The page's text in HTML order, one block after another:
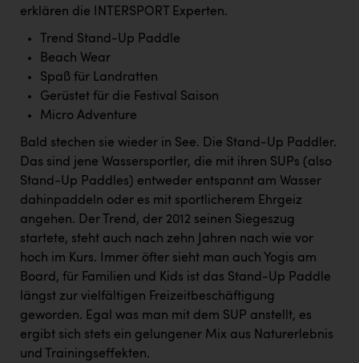
KIWI Kinderwunsch Institut Dr. Loimer
KLIPP Frisör
Kleider Bauer
Kremsmüller Anlagenbau GmbH
Maximarkt
Oldtimer Raststationen und Motorhotels
Österreichischer Kachelofenverband
Orlen
PEZ
PÜSPÖK
REMAX
erklären die INTERSPORT Experten.
Trend Stand-Up Paddle
Beach Wear
Spaß für Landratten
Gerüstet für die Festival Saison
Micro Adventure
Bald stechen sie wieder in See. Die Stand-Up Paddler.
Das sind jene Wassersportler, die mit ihren SUPs (also
Stand-Up Paddles) entweder entspannt am Wasser
dahinpaddeln oder es mit sportlicherem Ehrgeiz
angehen. Der Trend, der 2012 seinen Siegeszug
startete, steht auch nach zehn Jahren nach wie vor
hoch im Kurs. Immer öfter sieht man auch Yogis am
Board, für Familien und Kids ist das Stand-Up Paddle
längst zur vielfältigen Freizeitbeschäftigung
geworden. Egal was man mit dem SUP anstellt, es
ergibt sich stets ein gelungener Mix aus Naturerlebnis
und Trainingseffekten.